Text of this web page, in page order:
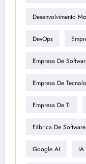
Desenvolvimento
DevOps
Empresa De
Empresa De
Empresa De TI
Fábrica De Software
Google AI IA